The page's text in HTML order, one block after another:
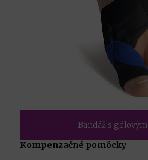
Bandáž s
Kompenzačné pomôcky